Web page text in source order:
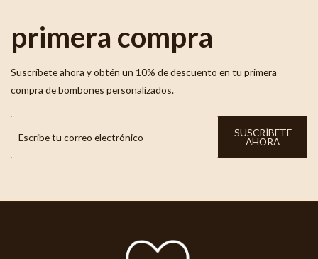
primera compra
Suscríbete ahora y obtén un 10% de descuento en tu primera
compra de bombones personalizados.
SUSCRÍBETE
AHORA